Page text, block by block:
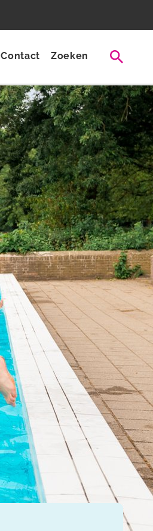
Contact Zoeken